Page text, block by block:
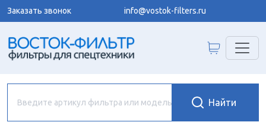
Заказать звонок info@vostok-filters.ru